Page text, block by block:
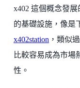
x402 這個概念發
的基礎設施，像是
x402station ，類似
比較容易成為市場
性。